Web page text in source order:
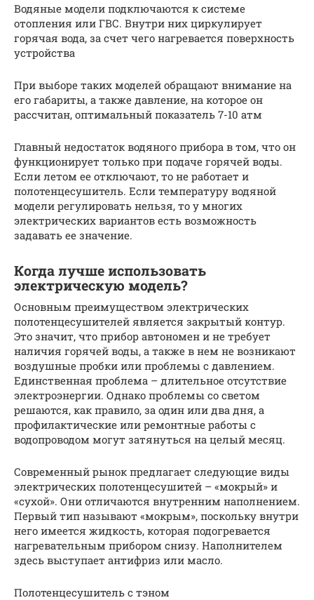
Водяные модели подключаются к системе
отопления или ГВС. Внутри них циркулирует
горячая вода, за счет чего нагревается поверхность
устройства
При выборе таких моделей обращают внимание на
его габариты, а также давление, на которое он
рассчитан, оптимальный показатель 7-10 атм
Главный недостаток водяного прибора в том, что он
функционирует только при подаче горячей воды.
Если летом ее отключают, то не работает и
полотенцесушитель. Если температуру водяной
модели регулировать нельзя, то у многих
электрических вариантов есть возможность
задавать ее значение.
Когда лучше использовать
электрическую модель?
Основным преимуществом электрических
полотенцесушителей является закрытый контур.
Это значит, что прибор автономен и не требует
наличия горячей воды, а также в нем не возникают
воздушные пробки или проблемы с давлением.
Единственная проблема – длительное отсутствие
электроэнергии. Однако проблемы со светом
решаются, как правило, за один или два дня, а
профилактические или ремонтные работы с
водопроводом могут затянуться на целый месяц.
Современный рынок предлагает следующие виды
электрических полотенцесушитей – «мокрый» и
«сухой». Они отличаются внутренним наполнением.
Первый тип называют «мокрым», поскольку внутри
него имеется жидкость, которая подогревается
нагревательным прибором снизу. Наполнителем
здесь выступает антифриз или масло.
Полотенцесушитель с тэном